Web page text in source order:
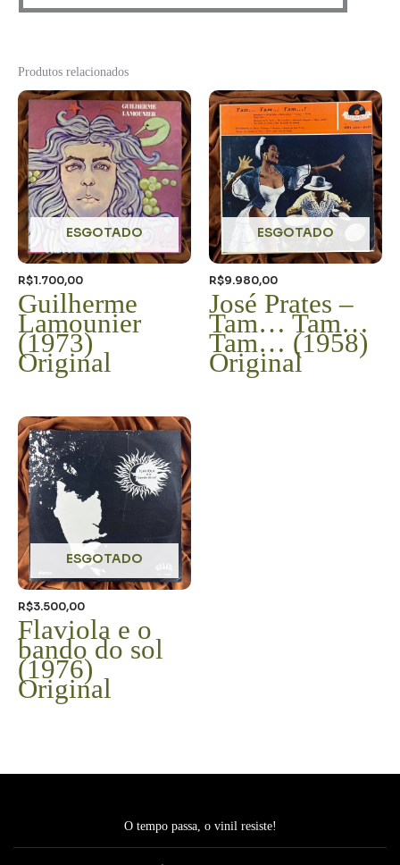
Produtos relacionados
ESGOTADO
R$1.700,00
Guilherme
Lamounier
(1973)
Original
ESGOTADO
R$9.980,00
José Prates –
Tam… Tam…
Tam… (1958)
Original
ESGOTADO
R$3.500,00
Flaviola e o
bando do sol
(1976)
Original
O tempo passa, o vinil resiste!